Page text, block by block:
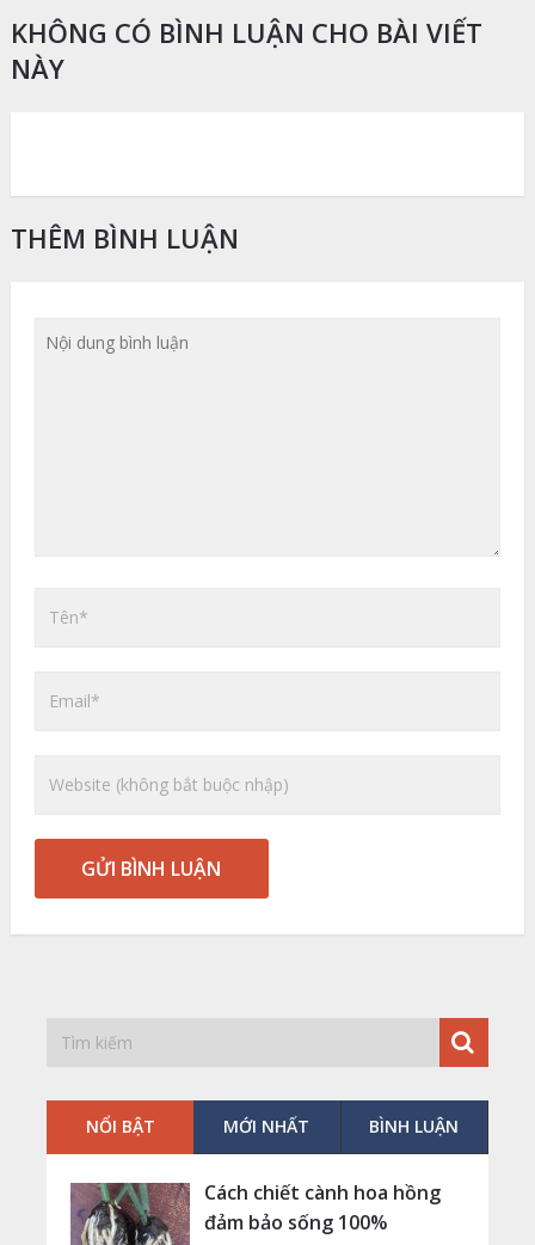
KHÔNG CÓ BÌNH LUẬN CHO BÀI VIẾT
NÀY
THÊM BÌNH LUẬN
NỔI BẬT MỚI NHẤT BÌNH LUẬN
Cách chiết cành hoa hồng
đảm bảo sống 100%